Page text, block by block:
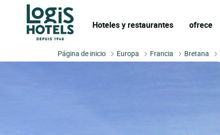
Hoteles y restaurantes ofrece
Página de inicio Europa Francia Bretana